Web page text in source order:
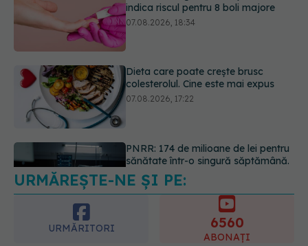
Dieta care poate crește brusc
colesterolul. Cine este mai expus
PNRR: 174 de milioane de lei pentru
sănătate într-o singură săptămână.
Ce spune culoarea ta preferată
despre vârsta pe care o ai. Care
este "codul cromatic" al generațiilor
URMĂREȘTE-NE ȘI PE:
URMĂRITORI 6560
ABONAȚI